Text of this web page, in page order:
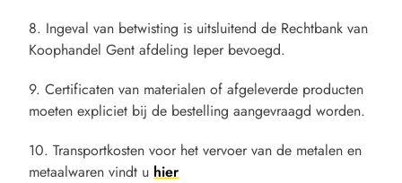
8. Ingeval van betwisting is uitsluitend de Rechtbank van
Koophandel Gent afdeling Ieper bevoegd.
9. Certificaten van materialen of afgeleverde producten
moeten expliciet bij de bestelling aangevraagd worden.
10. Transportkosten voor het vervoer van de metalen en
metaalwaren vindt u hier